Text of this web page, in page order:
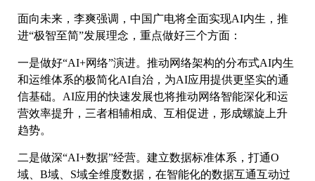
面向未来，李爽强调，中国广电将全面实现AI内生，推
进“极智至简”发展理念，重点做好三个方面：
一是做好“AI+网络”演进。推动网络架构的分布式AI内生
和运维体系的极简化AI自治，为AI应用提供更坚实的通
信基础。AI应用的快速发展也将推动网络智能深化和运
营效率提升，三者相辅相成、互相促进，形成螺旋上升
趋势。
二是做深“AI+数据”经营。建立数据标准体系，打通O
域、B域、S域全维度数据，在智能化的数据互通互动过